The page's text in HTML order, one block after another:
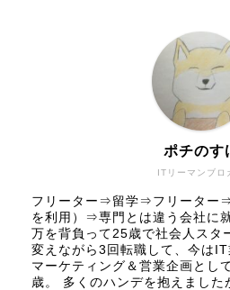
ITリーマンブロ
ポチのす
フリーター⇒留学⇒フリーター
を利用）⇒専門とは違う会社に
万を背負って25歳で社会人スタ
変えながら3回転職して、今は
マーケティング＆営業企画とし
歳。 多くのハンデを抱えました